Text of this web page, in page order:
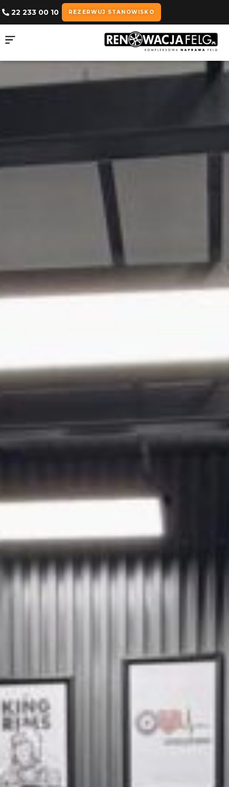
22 233 00 10 REZERWUJ STANOWISKO